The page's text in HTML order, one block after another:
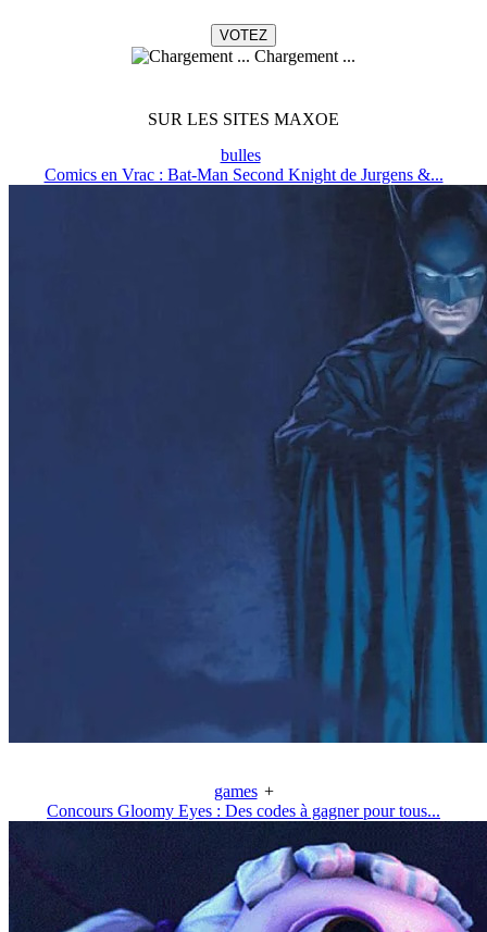
Chargement ...
SUR LES SITES MAXOE
bulles
Comics en Vrac : Bat-Man Second Knight de Jurgens &...
games +
Concours Gloomy Eyes : Des codes à gagner pour tous...